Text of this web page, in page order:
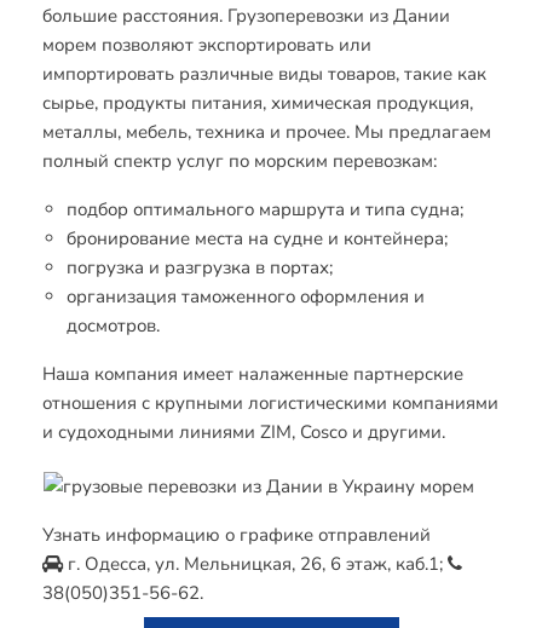
большие расстояния. Грузоперевозки из Дании
морем позволяют экспортировать или
импортировать различные виды товаров, такие как
сырье, продукты питания, химическая продукция,
металлы, мебель, техника и прочее. Мы предлагаем
полный спектр услуг по морским перевозкам:
подбор оптимального маршрута и типа судна;
бронирование места на судне и контейнера;
погрузка и разгрузка в портах;
организация таможенного оформления и
досмотров.
Наша компания имеет налаженные партнерские
отношения с крупными логистическими компаниями
и судоходными линиями ZIM, Cosco и другими.
Узнать информацию о графике отправлений
г. Одесса, ул. Мельницкая, 26, 6 этаж, каб.1;
38(050)351-56-62.